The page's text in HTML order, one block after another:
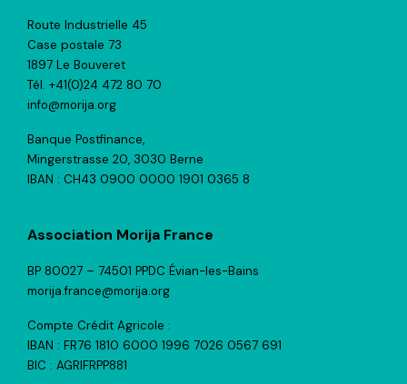
Route Industrielle 45
Case postale 73
1897 Le Bouveret
Tél. +41(0)24 472 80 70
info@morija.org
Banque Postfinance,
Mingerstrasse 20, 3030 Berne
IBAN : CH43 0900 0000 1901 0365 8
Association Morija France
BP 80027 – 74501 PPDC Évian-les-Bains
morija.france@morija.org
Compte Crédit Agricole :
IBAN : FR76 1810 6000 1996 7026 0567 691
BIC : AGRIFRPP881